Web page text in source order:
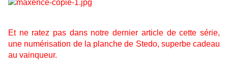
Et ne ratez pas dans notre dernier article de cette série,
une numérisation de la planche de Stedo, superbe cadeau
au vainqueur.